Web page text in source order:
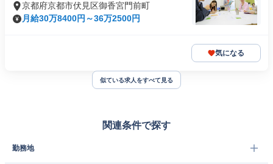
京都府京都市伏見区御香宮門前町
月給30万8400円～36万2500円
気になる
似ている求人をすべて見る
関連条件で探す
勤務地